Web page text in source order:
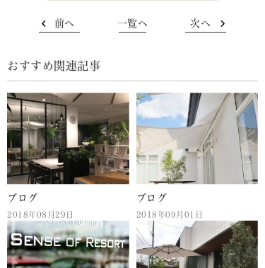
前へ 一覧へ 次へ
おすすめ関連記事
ブログ
2018年08月29日
ブログ
2018年09月01日